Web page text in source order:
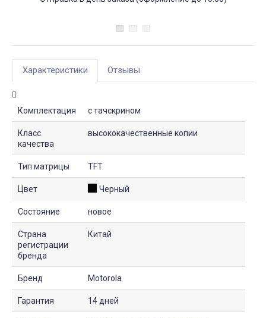
Характеристики Отзывы
Комплектация с тачскрином
Класс
качества
высококачественные копии
Тип матрицы TFT
Цвет Черный
Состояние новое
Страна
регистрации
бренда
Китай
Бренд Motorola
Гарантия 14 дней